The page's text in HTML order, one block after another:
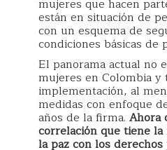
mujeres que hacen
están en situación de
con un esquema de
condiciones básicas de
El panorama actual no
mujeres en Colombia y
implementación, al
medidas con enfoque
años de la firma. Ahora
correlación que tiene
la paz con los